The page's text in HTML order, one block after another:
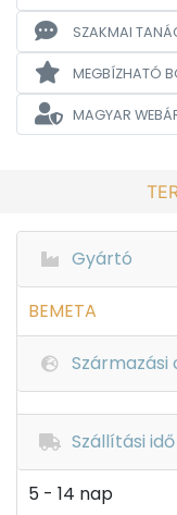
SZAKMAI
MEGBÍZHATÓ
MAGYAR
Gyártó
BEMETA
Származási
Szállítási idő
5 - 14 nap